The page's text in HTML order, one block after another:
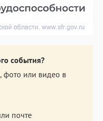
события?
фото или видео в
почте